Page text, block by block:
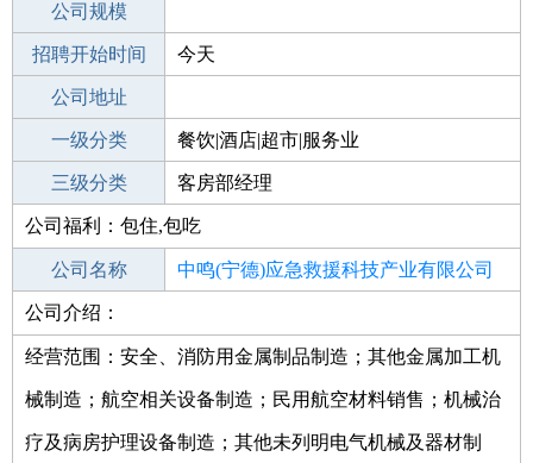
工作地点
公司规模
公司电话
招聘开始时间 今天
招聘结束时间
公司地址
一级分类 餐饮|酒店|超市|服务业
二级分类 酒店
三级分类 客房部经理
其他行业 四星级/高档
公司福利：包住,包吃
公司名称 中鸣(宁德)应急救援科技产业有限公司
公司类型
公司介绍：
经营范围：安全、消防用金属制品制造；其他金属加工机
械制造；航空相关设备制造；民用航空材料销售；机械治
疗及病房护理设备制造；其他未列明电气机械及器材制